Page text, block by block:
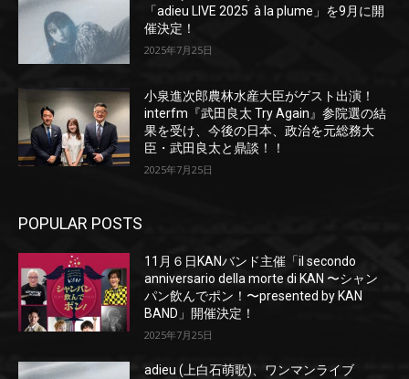
「adieu LIVE 2025 à la plume」を9月に開
催決定！
2025年7月25日
小泉進次郎農林水産大臣がゲスト出演！
interfm『武田良太 Try Again』参院選の結
果を受け、今後の日本、政治を元総務大
臣・武田良太と鼎談！！
2025年7月25日
POPULAR POSTS
11月６日KANバンド主催「il secondo
anniversario della morte di KAN 〜シャン
パン飲んでポン！〜presented by KAN
BAND」開催決定！
2025年7月25日
adieu (上白石萌歌)、ワンマンライブ